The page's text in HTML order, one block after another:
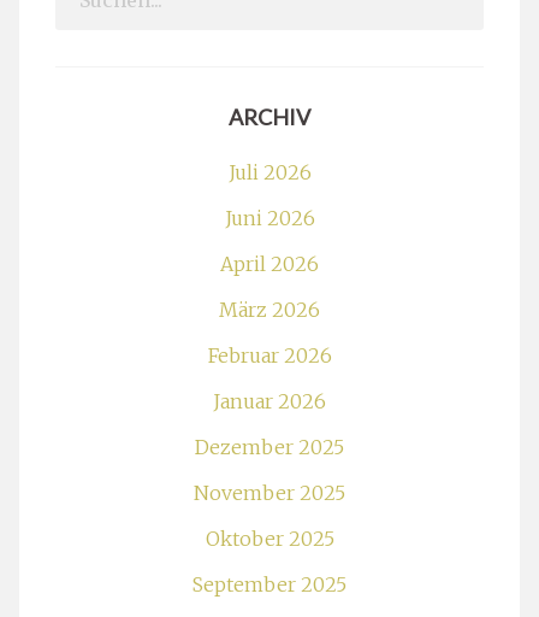
ARCHIV
Juli 2026
Juni 2026
April 2026
März 2026
Februar 2026
Januar 2026
Dezember 2025
November 2025
Oktober 2025
September 2025